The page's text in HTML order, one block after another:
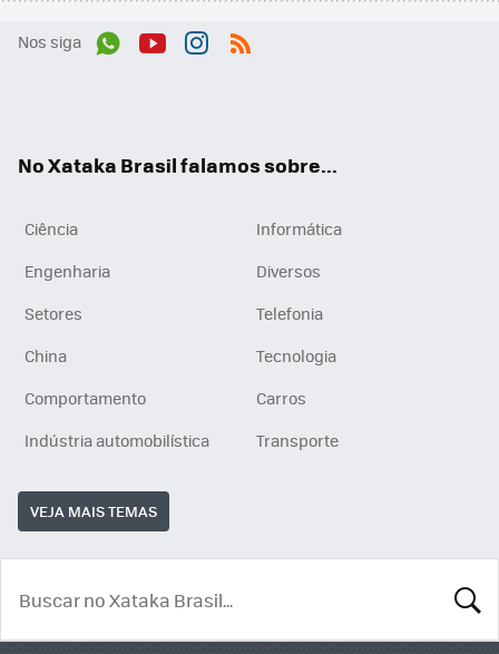
Nos siga
No Xataka Brasil falamos sobre...
Ciência
Informática
Engenharia
Diversos
Setores
Telefonia
China
Tecnologia
Comportamento
Carros
Indústria automobilística
Transporte
VEJA MAIS TEMAS